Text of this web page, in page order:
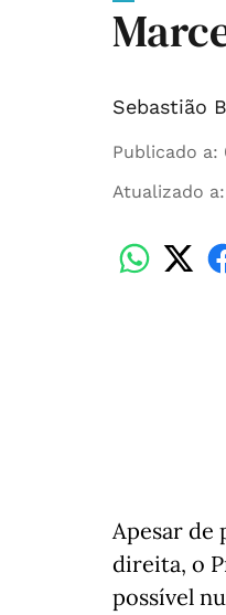
Sebastião
Publicado a:
Atualizado a:
Apesar de
direita, o
possível